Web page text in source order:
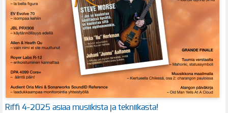
Riffi 4-2025 asiaa musiikista ja tekniikasta!